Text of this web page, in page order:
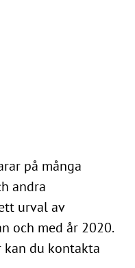
på många
andra
urval av
och med år 2020.
kan du kontakta